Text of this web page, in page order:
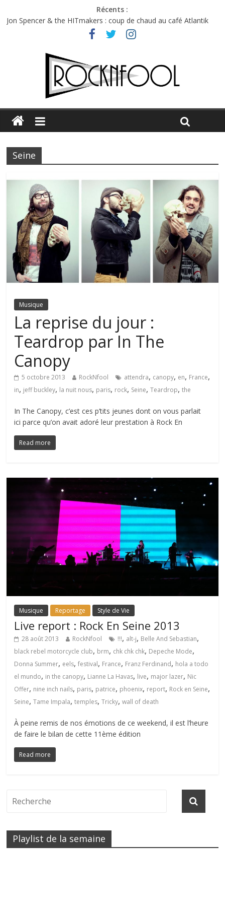
Récents :
Jon Spencer & the HITmakers : coup de chaud au café Atlantik
Hellfest 2026 vendredi : température et émotions en hausse
Hellfest 2026 jeudi : impossible de choisir entre chaleur et bonne
Première édition du Midgard Festival : entre bière, métal et
Charlie Puth à l’Olympia : la leçon de pop du Professeur Puth
Seine
Musique
La reprise du jour :
Teardrop par In The
Canopy
5 octobre 2013 RockNfool attendra, canopy, en, France,
in, jeff buckley, la nuit nous, paris, rock, Seine,Teardrop,the
In The Canopy, c’est ces p’tits jeunes dont on vous parlait
ici parce qu’on avait adoré leur prestation à Rock En
Read more
Musique Reportage Style de Vie
Live report : Rock En Seine 2013
28 août 2013 RockNfool !!!, alt-j, Belle And Sebastian,
black rebel motorcycle club, brm, chk chk chk, Depeche Mode,
Donna Summer, eels,festival, France, Franz Ferdinand, hola a todo
el mundo, in the canopy, Lianne La Havas, live, major lazer, Nic
Offer, nine inch nails, paris, patrice, phoenix, report, Rock en Seine,
Seine,Tame Impala,temples,Tricky,wall of death
À peine remis de nos émotions de ce weekend, il est l’heure
de faire le bilan de cette 11ème édition
Read more
Playlist de la semaine